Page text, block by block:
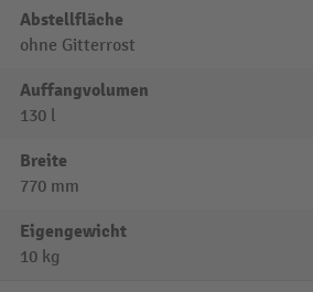
Abstellfläche
ohne Gitterrost
Auffangvolumen
130 l
Breite
770 mm
Eigengewicht
10 kg